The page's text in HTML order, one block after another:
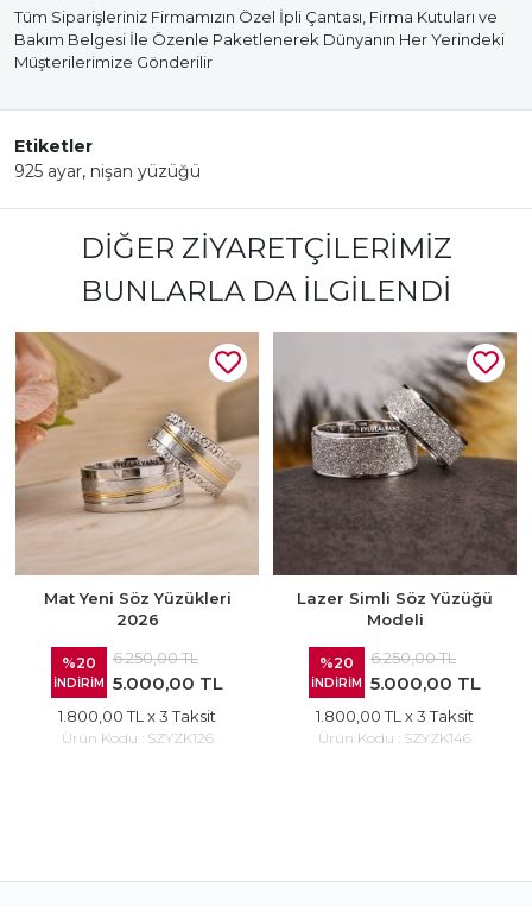
Tüm Siparişleriniz Firmamızın Özel İpli Çantası, Firma Kutuları ve
Bakım Belgesi İle Özenle Paketlenerek Dünyanın Her Yerindeki
Müşterilerimize Gönderilir
Etiketler
925 ayar, nişan yüzüğü
DIĞER ZIYARETÇILERIMIZ
BUNLARLA DA İLGILENDI
Mat Yeni Söz Yüzükleri
2026
%20
İNDİRİM
6.250,00 TL
5.000,00 TL
1.800,00 TL x 3 Taksit
Ürün Kodu : SZYZK126
Lazer Simli Söz Yüzüğü
Modeli
%20
İNDİRİM
6.250,00 TL
5.000,00 TL
1.800,00 TL x 3 Taksit
Ürün Kodu : SZYZK146